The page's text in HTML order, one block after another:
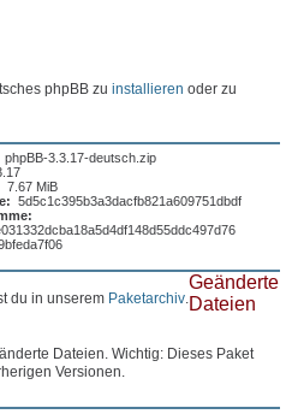
phpBB zu installieren oder zu
phpBB-3.3.17-deutsch.zip
7.67 MiB
5d5c1c395b3a3dacfb821a609751dbdf
du in unserem Paketarchiv.
Geänderte
Dateien
Dateien. Wichtig: Dieses Paket
Versionen.